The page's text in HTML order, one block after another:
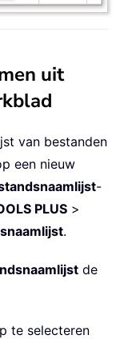
uit
van bestanden
een nieuw
-
PLUS >
.
de
te selecteren